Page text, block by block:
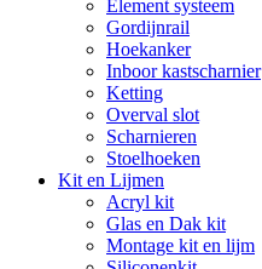
Element systeem
Gordijnrail
Hoekanker
Inboor kastscharnier
Ketting
Overval slot
Scharnieren
Stoelhoeken
Kit en Lijmen
Acryl kit
Glas en Dak kit
Montage kit en lijm